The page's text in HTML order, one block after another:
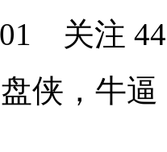
关注 44
侠，牛逼